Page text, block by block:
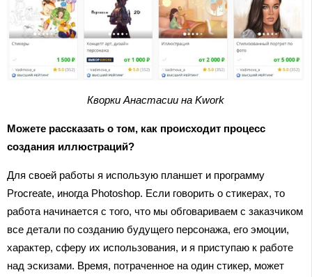
Кворки Анастасии на Kwork
Можете рассказать о том, как происходит процесс
создания иллюстраций?
Для своей работы я использую планшет и программу
Procreate, иногда Photoshop. Если говорить о стикерах, то
работа начинается с того, что мы обговариваем с заказчиком
все детали по созданию будущего персонажа, его эмоции,
характер, сферу их использования, и я приступаю к работе
над эскизами. Время, потраченное на один стикер, может